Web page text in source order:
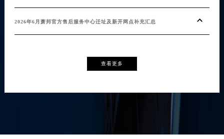
2026年6月萧邦官方售后服务中心迁址及新开网点补充汇总
查看更多